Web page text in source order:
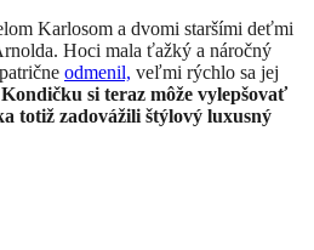
Karlosom a dvomi staršími deťmi
Hoci mala ťažký a náročný
odmenil, veľmi rýchlo sa jej
Kondičku si teraz môže vylepšovať
totiž zadovážili štýlový luxusný